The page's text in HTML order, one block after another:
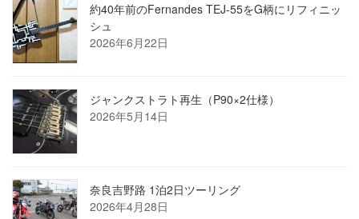
約40年前のFernandes TEJ-55をG柄にリフィニッ
シュ
2026年6月22日
ジャンクストラト再生（P90×2仕様）
2026年5月14日
奈良吉野路 1泊2日ツーリング
2026年4月28日